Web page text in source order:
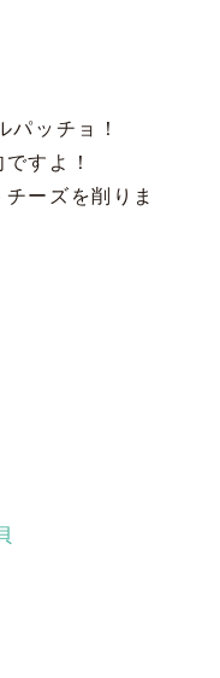
パッチョ！
すよ！
ーズを削りま